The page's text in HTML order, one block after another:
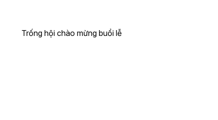
Trống hội chào mừng buổi lễ